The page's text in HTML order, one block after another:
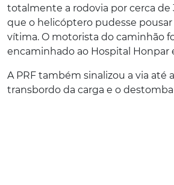
totalmente a rodovia por cerca de
que o helicóptero pudesse pousar
vítima. O motorista do caminhão
encaminhado ao Hospital Honpar
A PRF também sinalizou a via até
transbordo da carga e o